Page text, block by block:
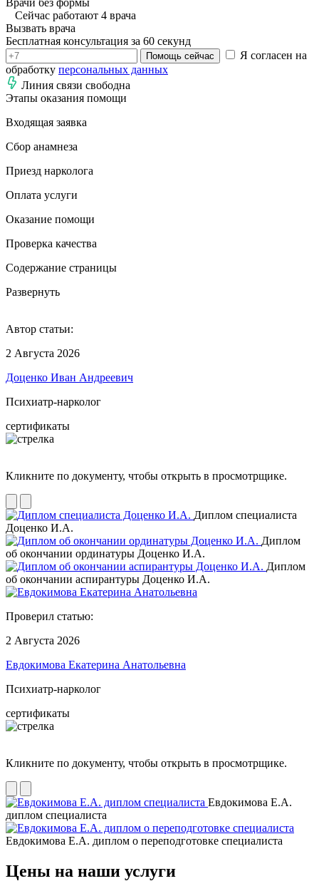
Сейчас работают 4 врача
Вызвать врача
Бесплатная консультация за 60 секунд
Помощь сейчас
Я согласен на
обработку персональных данных
Линия связи свободна
Этапы оказания помощи
Входящая заявка
Сбор анамнеза
Приезд нарколога
Оплата услуги
Оказание помощи
Проверка качества
Содержание страницы
Развернуть
Автор статьи:
2 Августа 2026
Доценко Иван Андреевич
Психиатр-нарколог
сертификаты
Кликните по документу, чтобы открыть в просмотрщике.
Диплом специалиста
Доценко И.А.
Диплом
об окончании ординатуры Доценко И.А.
Диплом
об окончании аспирантуры Доценко И.А.
Проверил статью:
2 Августа 2026
Евдокимова Екатерина Анатольевна
Психиатр-нарколог
сертификаты
Кликните по документу, чтобы открыть в просмотрщике.
Евдокимова Е.А.
диплом специалиста
Евдокимова Е.А. диплом о переподготовке специалиста
Цены на наши услуги